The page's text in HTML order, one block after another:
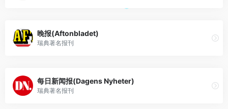
晚报(Aftonbladet)
瑞典著名报刊
每日新闻报(Dagens Nyheter)
瑞典著名报刊